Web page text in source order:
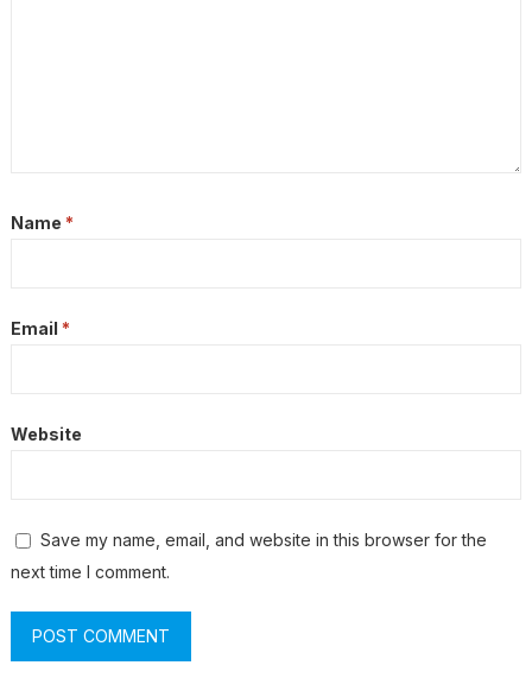
Name *
Email *
Website
Save my name, email, and website in this browser for the
next time I comment.